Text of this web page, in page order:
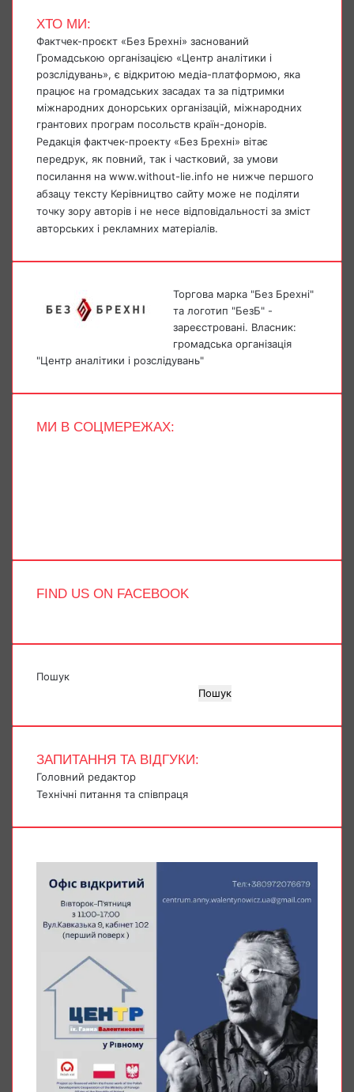
ХТО МИ:
Фактчек-проєкт «Без Брехні» заснований
Громадською організацією «Центр аналітики і
розслідувань», є відкритою медіа-платформою, яка
працює на громадських засадах та за підтримки
міжнародних донорських організацій, міжнародних
грантових програм посольств країн-донорів.
Редакція фактчек-проекту «Без Брехні» вітає
передрук, як повний, так і частковий, за умови
посилання на www.without-lie.info не нижче першого
абзацу тексту Керівництво сайту може не поділяти
точку зору авторів і не несе відповідальності за зміст
авторських і рекламних матеріалів.
Торгова марка "Без Брехні"
та логотип "БезБ" -
зареєстровані. Власник:
громадська організація
"Центр аналітики і розслідувань"
МИ В СОЦМЕРЕЖАХ:
FIND US ON FACEBOOK
Пошук
Пошук
ЗАПИТАННЯ ТА ВІДГУКИ:
Головний редактор
Технічні питання та співпраця